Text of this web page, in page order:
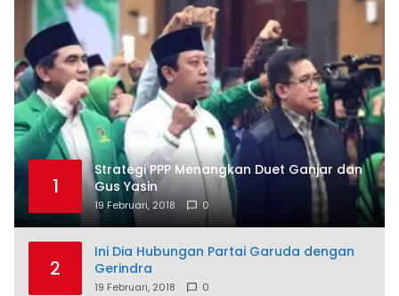
1
Strategi PPP Menangkan Duet Ganjar dan
Gus Yasin
19 Februari, 2018 0
2
Ini Dia Hubungan Partai Garuda dengan
Gerindra
19 Februari, 2018 0